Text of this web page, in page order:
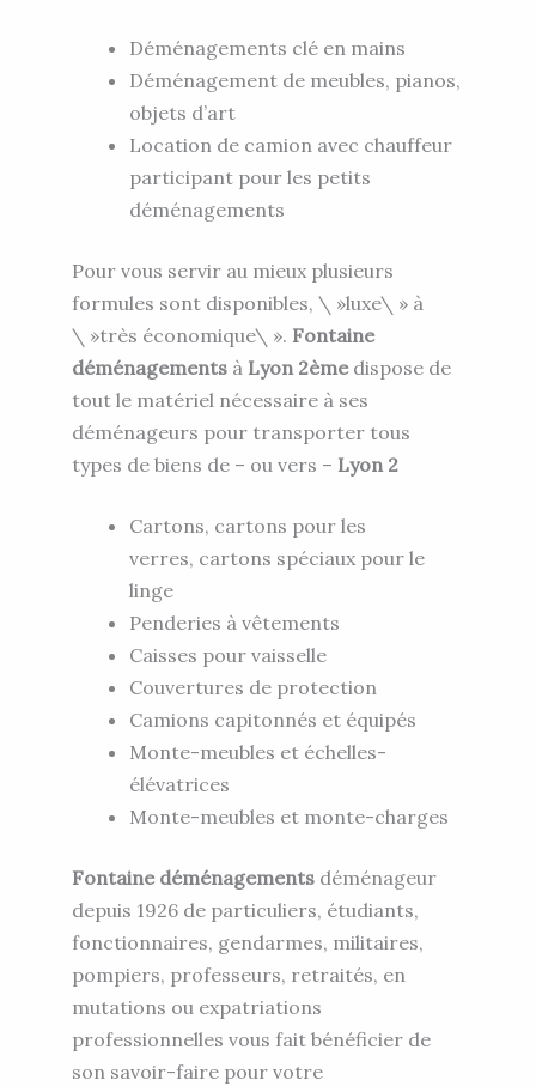
Déménagements clé en mains
Déménagement de meubles, pianos,
objets d’art
Location de camion avec chauffeur
participant pour les petits
déménagements
Pour vous servir au mieux plusieurs
formules sont disponibles, \ »luxe\ » à
\ »très économique\ ». Fontaine
déménagements à Lyon 2èmedispose de
tout le matériel nécessaire à ses
déménageurs pour transporter tous
types de biens de – ou vers – Lyon 2
Cartons, cartons pour les
verres, cartons spéciaux pour le
linge
Penderies à vêtements
Caisses pour vaisselle
Couvertures de protection
Camions capitonnés et équipés
Monte-meubles et échelles-
élévatrices
Monte-meubles et monte-charges
Fontaine déménagements déménageur
depuis 1926 de particuliers, étudiants,
fonctionnaires, gendarmes, militaires,
pompiers, professeurs, retraités, en
mutations ou expatriations
professionnelles vous fait bénéficier de
son savoir-faire pour votre